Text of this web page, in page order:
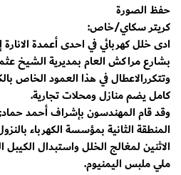
حفظ الصورة
كريتر سكاي/خاص:
ادى خلل كهربائي في احدى أعمدة الانارة
بشارع مراكش العام بمديرية الشيخ
وتتكررالاعطال في هذا العمود الخاص
كامل يضم منازل ومحلات تجارية.
وقد قام المهندسون بإشراف أحمد
المنطقة الثانية بمؤسسة الكهرباء
ملي ملبس اليمنيوم.